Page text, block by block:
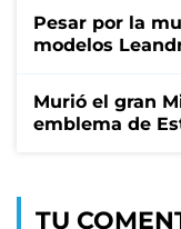
Pesar por la
modelos
Murió el gran
emblema de
TU